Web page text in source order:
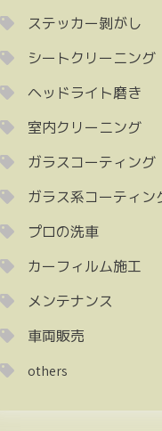
ステッカー剝がし
シートクリーニング
ヘッドライト磨き
室内クリーニング
ガラスコーティング
ガラス系コーティン
プロの洗車
カーフィルム施工
メンテナンス
車両販売
others